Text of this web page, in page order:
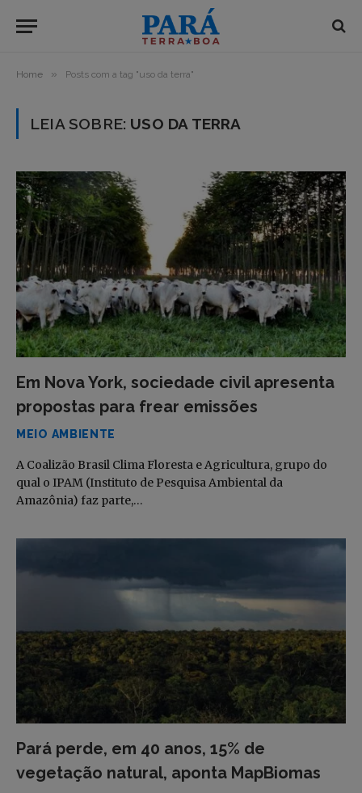
Home » Posts com a tag "uso da terra"
LEIA SOBRE: USO DA TERRA
Em Nova York, sociedade civil apresenta
propostas para frear emissões
MEIO AMBIENTE
A Coalizão Brasil Clima Floresta e Agricultura, grupo do
qual o IPAM (Instituto de Pesquisa Ambiental da
Amazônia) faz parte,…
Pará perde, em 40 anos, 15% de
vegetação natural, aponta MapBiomas